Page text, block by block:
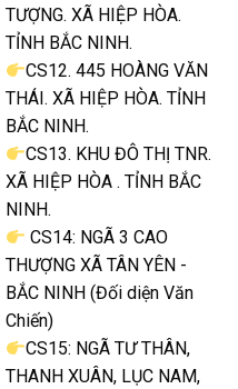
TƯỢNG. XÃ HIỆP HÒA.
TỈNH BẮC NINH.
CS12. 445 HOÀNG VĂN
THÁI. XÃ HIỆP HÒA. TỈNH
BẮC NINH.
CS13. KHU ĐÔ THỊ TNR.
XÃ HIỆP HÒA . TỈNH BẮC
NINH.
CS14: NGÃ 3 CAO
THƯỢNG XÃ TÂN YÊN -
BẮC NINH (Đối diện Văn
Chiến)
CS15: NGÃ TƯ THÂN,
THANH XUÂN, LỤC NAM,